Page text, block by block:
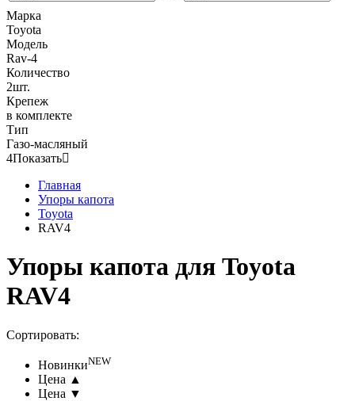
Марка
Toyota
Модель
Rav-4
Количество
2шт.
Крепеж
в комплекте
Тип
Газо-масляный
4Показать
Главная
Упоры капота
Toyota
RAV4
Упоры капота для Toyota
RAV4
Сортировать:
НовинкиNEW
Цена ▲
Цена ▼